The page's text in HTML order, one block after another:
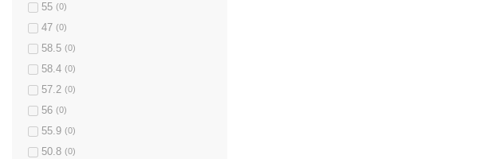
55 (0)
47 (0)
58.5 (0)
58.4 (0)
57.2 (0)
56 (0)
55.9 (0)
50.8 (0)